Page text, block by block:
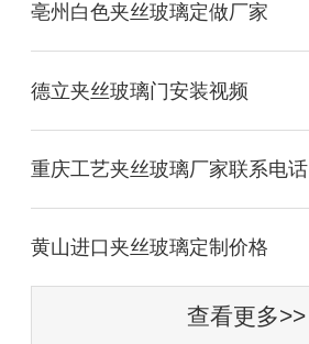
亳州白色夹丝玻璃定做厂家
德立夹丝玻璃门安装视频
重庆工艺夹丝玻璃厂家联系电话
黄山进口夹丝玻璃定制价格
查看更多>>